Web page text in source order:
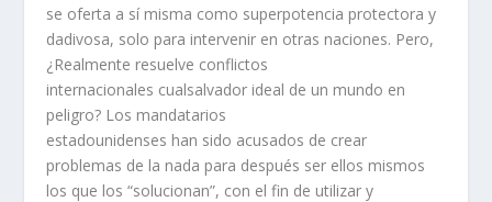
se oferta a sí misma como superpotencia protectora y
dadivosa, solo para intervenir en otras naciones. Pero,
¿Realmente resuelve conflictos
internacionales cualsalvador ideal de un mundo en
peligro? Los mandatarios
estadounidenses han sido acusados de crear
problemas de la nada para después ser ellos mismos
los que los “solucionan”, con el fin de utilizar y